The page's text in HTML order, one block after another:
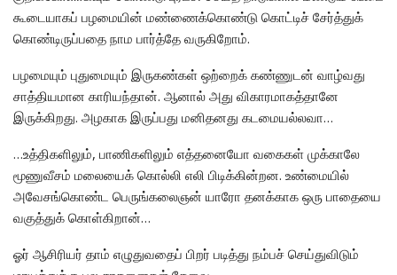
கூடையாகப் பழமையின் மண்ணைக்கொண்டு கொட்டிச் சேர்த்துக்
கொண்டிருப்பதை நாம பார்த்தே வருகிறோம்.
பழமையும் புதுமையும் இருகண்கள் ஒற்றைக் கண்ணுடன் வாழ்வது
சாத்தியமான காரியந்தான். ஆனால் அது விகாரமாகத்தானே
இருக்கிறது. அழகாக இருப்பது மனிதனது கடமையல்லவா…
…உத்திகளிலும், பாணிகளிலும் எத்தனையோ வகைகள் முக்காலே
மூணுவீசம் மலையைக் கொல்லி எலி பிடிக்கின்றன. உண்மையில்
அவேசங்கொண்ட பெருங்கலைஞன் யாரோ தனக்காக ஒரு பாதையை
வகுத்துக் கொள்கிறான்…
ஓர் ஆசிரியர் தாம் எழுதுவதைப் பிறர் படித்து நம்பச் செய்துவிடும்